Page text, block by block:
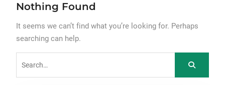
Nothing Found
It seems we can’t find what you’re looking for. Perhaps
searching can help.
for: